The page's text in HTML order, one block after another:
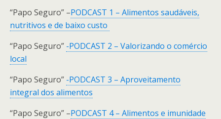
“Papo Seguro” –PODCAST 1 – Alimentos saudáveis,
nutritivos e de baixo custo
“Papo Seguro” -PODCAST 2 – Valorizando o comércio
local
“Papo Seguro” -PODCAST 3 – Aproveitamento
integral dos alimentos
“Papo Seguro” –PODCAST 4 – Alimentos e imunidade